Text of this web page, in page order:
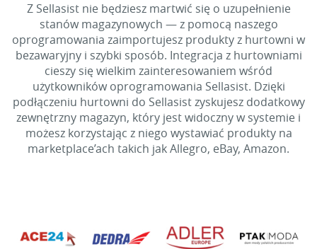
Z Sellasist nie będziesz martwić się o uzupełnienie
stanów magazynowych — z pomocą naszego
oprogramowania zaimportujesz produkty z hurtowni w
bezawaryjny i szybki sposób. Integracja z hurtowniami
cieszy się wielkim zainteresowaniem wśród
użytkowników oprogramowania Sellasist. Dzięki
podłączeniu hurtowni do Sellasist zyskujesz dodatkowy
zewnętrzny magazyn, który jest widoczny w systemie i
możesz korzystając z niego wystawiać produkty na
marketplace’ach takich jak Allegro, eBay, Amazon.